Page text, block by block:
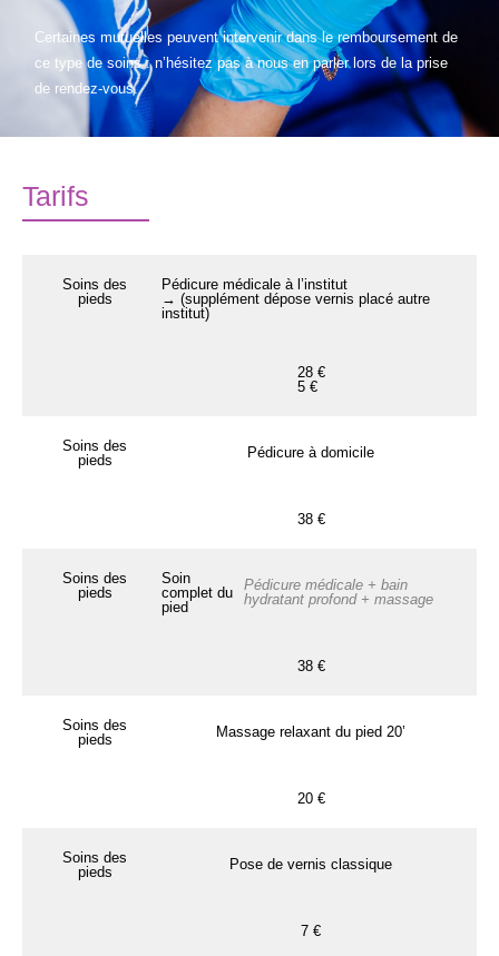
Certaines mutuelles peuvent intervenir dans le remboursement de
ce type de soins : n’hésitez pas à nous en parler lors de la prise
de rendez-vous.
Tarifs
Soins des
pieds
Pédicure médicale à l’institut
→ (supplément dépose vernis placé autre
institut)
28 €
5 €
Soins des
pieds
Pédicure à domicile
38 €
Soins des
pieds
Soin
complet du
pied
Pédicure médicale + bain
hydratant profond + massage
38 €
Soins des
pieds
Massage relaxant du pied 20’
20 €
Soins des
pieds
Pose de vernis classique
7 €